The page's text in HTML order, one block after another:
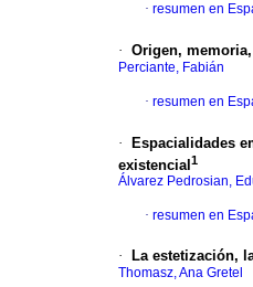
· resumen en
· Origen,
Perciante, Fabián
· resumen en
·
Espacialidades
existencial 1
Álvarez Pedrosian,
· resumen en
· La estetización,
Thomasz, Ana Gretel